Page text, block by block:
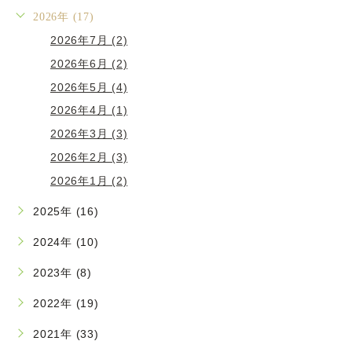
2026年 (17)
2026年7月 (2)
2026年6月 (2)
2026年5月 (4)
2026年4月 (1)
2026年3月 (3)
2026年2月 (3)
2026年1月 (2)
2025年 (16)
2024年 (10)
2023年 (8)
2022年 (19)
2021年 (33)